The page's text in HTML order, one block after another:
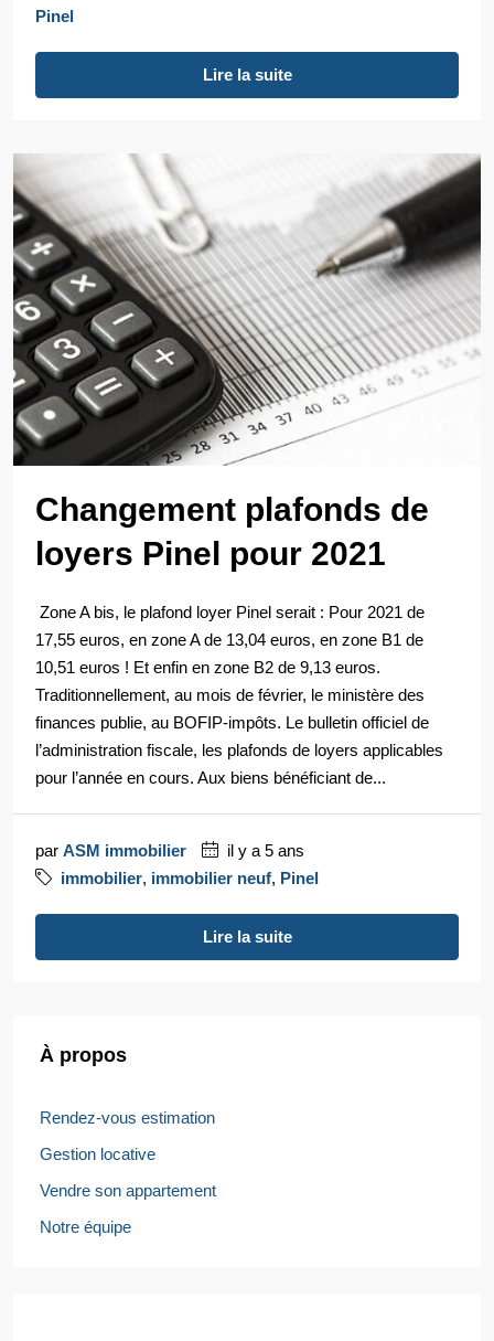
Pinel
Lire la suite
Changement plafonds de
loyers Pinel pour 2021
Zone A bis, le plafond loyer Pinel serait : Pour 2021 de
17,55 euros, en zone A de 13,04 euros, en zone B1 de
10,51 euros ! Et enfin en zone B2 de 9,13 euros.
Traditionnellement, au mois de février, le ministère des
finances publie, au BOFIP-impôts. Le bulletin officiel de
l’administration fiscale, les plafonds de loyers applicables
pour l’année en cours. Aux biens bénéficiant de...
par ASM immobilier
il y a 5 ans
immobilier, immobilier neuf, Pinel
Lire la suite
À propos
Rendez-vous estimation
Gestion locative
Vendre son appartement
Notre équipe